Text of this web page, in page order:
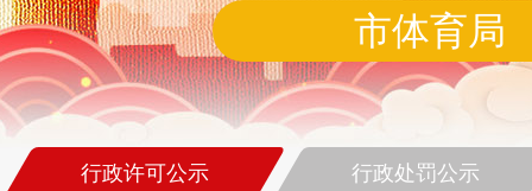
市体育局
行政许可公示 行政处罚公示